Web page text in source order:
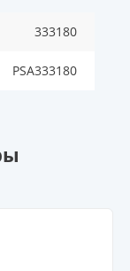
333180
PSA333180